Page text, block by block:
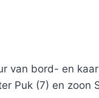
van bord- en
Puk (7) en zoon